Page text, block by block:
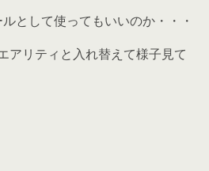
として使ってもいいのか・・・
アリティと入れ替えて様子見て